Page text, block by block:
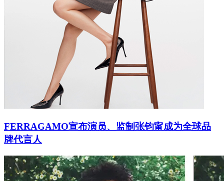
FERRAGAMO宣布演员、监制张钧甯成为全球品
牌代言人